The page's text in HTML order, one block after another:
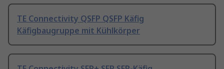
TE Connectivity QSFP QSFP Käfig
Käfigbaugruppe mit Kühlkörper